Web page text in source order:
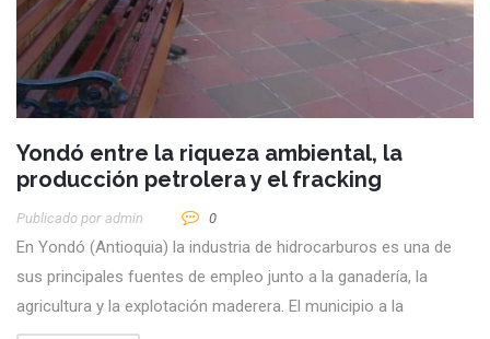
Yondó entre la riqueza ambiental, la
producción petrolera y el fracking
Publicado por Admin 0
En Yondó (Antioquia) la industria de hidrocarburos es una de
sus principales fuentes de empleo junto a la ganadería, la
agricultura y la explotación maderera. El municipio a la